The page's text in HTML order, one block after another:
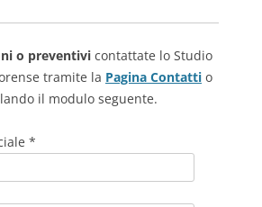
o preventivicontattate lo Studio
tramite la Pagina Contatti o
il modulo seguente.
*